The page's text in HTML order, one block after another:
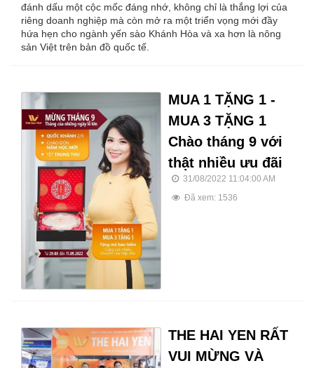
đánh dấu một cộc mốc đáng nhớ, không chỉ là thắng lợi của
riêng doanh nghiệp mà còn mở ra một triển vọng mới đầy
hứa hẹn cho ngành yến sào Khánh Hòa và xa hơn là nông
sản Việt trên bản đồ quốc tế.
MUA 1 TẶNG 1 -
MUA 3 TẶNG 1
Chào tháng 9 với
thật nhiều ưu đãi
31/08/2022 11:04:00 AM
Đã xem: 1536
THE HAI YEN RẤT
VUI MỪNG VÀ